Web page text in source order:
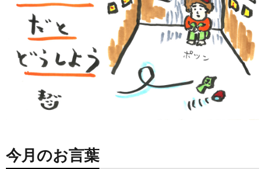
今月のお言葉